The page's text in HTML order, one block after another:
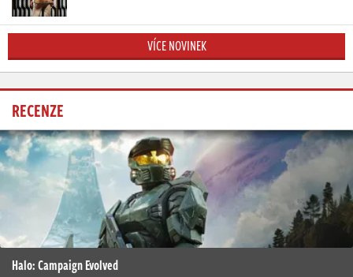
VÍCE NOVINEK
RECENZE
Halo: Campaign Evolved